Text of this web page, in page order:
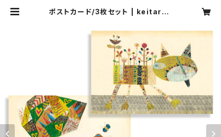
ポストカード/3枚セット | keitaros